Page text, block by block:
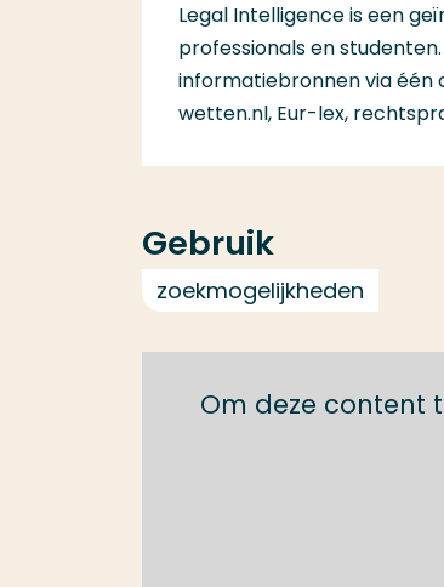
Legal Intelligence is een
professionals en
informatiebronnen via één
wetten.nl, Eur-lex,
Gebruik
zoekmogelijkheden
Om deze content